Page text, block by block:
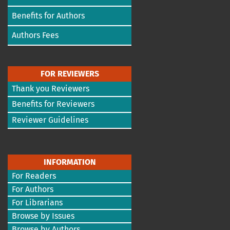
Benefits for Authors
Authors Fees
FOR REVIEWERS
Thank you Reviewers
Benefits for Reviewers
Reviewer Guidelines
INFORMATION
For Readers
For Authors
For Librarians
Browse by Issues